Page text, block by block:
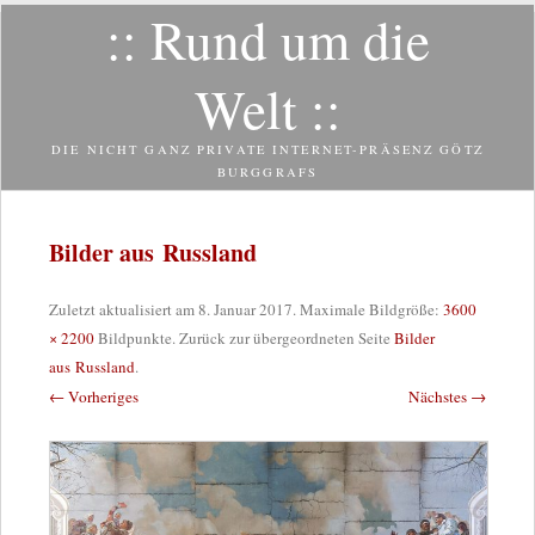
:: Rund um die
Welt ::
DIE NICHT GANZ PRIVATE INTERNET-PRÄSENZ GÖTZ
BURGGRAFS
Bilder aus Russland
Zuletzt aktualisiert am8. Januar 2017. Maximale Bildgröße: 3600
× 2200Bildpunkte. Zurück zur übergeordneten Seite Bilder
aus Russland.
← Vorheriges
Nächstes →